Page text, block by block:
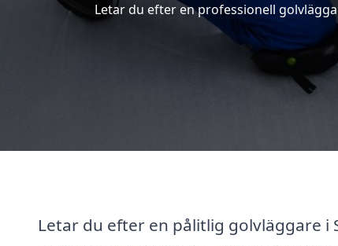
Letar du efter en professionell
Letar du efter en pålitlig golvläggare i